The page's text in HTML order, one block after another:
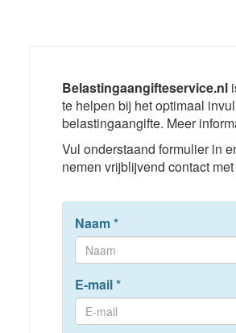
Belastingaangifteservice.nl
te helpen bij het optimaal
belastingaangifte. Meer
Vul onderstaand formulier in
nemen vrijblijvend contact
Naam*
E-mail*